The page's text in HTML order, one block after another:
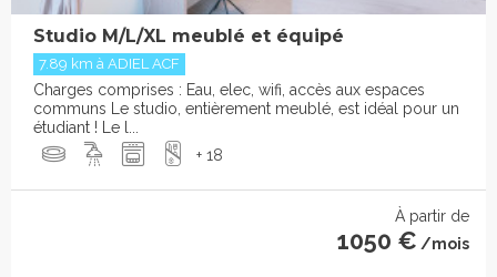
Studio M/L/XL meublé et équipé
7.89 km à ADIEL ACF
Charges comprises : Eau, elec, wifi, accès aux espaces
communs Le studio, entièrement meublé, est idéal pour un
étudiant ! Le l...
+ 18
À partir de
1050 € /mois